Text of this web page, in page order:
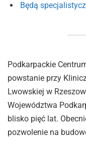
Będą
Podkarpackie
powstanie przy
Lwowskiej w
Województwa
blisko pięć lat.
pozwolenie na